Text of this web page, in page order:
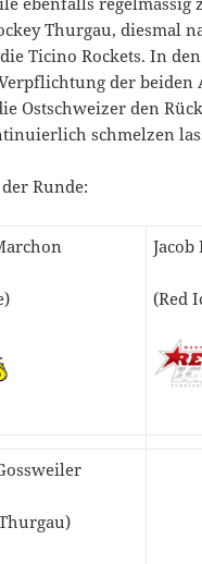
Thurgau, diesmal
Ticino Rockets. In
der beiden
Ostschweizer den
schmelzen
Runde:
(Red